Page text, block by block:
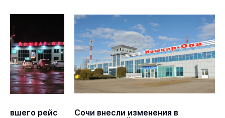
рейс
Сочи внесли изменения в